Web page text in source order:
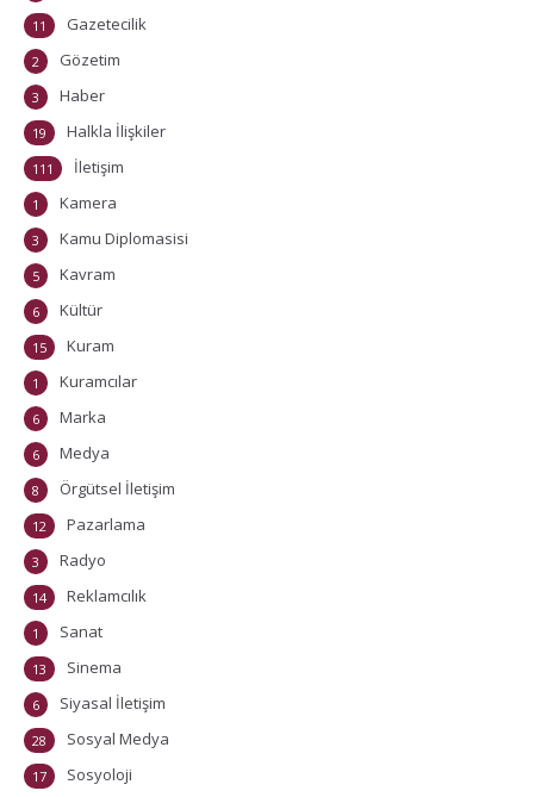
Gazetecilik
11
Gözetim
2
Haber
3
Halkla İlişkiler
19
İletişim
111
Kamera
1
Kamu Diplomasisi
3
Kavram
5
Kültür
6
Kuram
15
Kuramcılar
1
Marka
6
Medya
6
Örgütsel İletişim
8
Pazarlama
12
Radyo
3
Reklamcılık
14
Sanat
1
Sinema
13
Siyasal İletişim
6
Sosyal Medya
28
Sosyoloji
17